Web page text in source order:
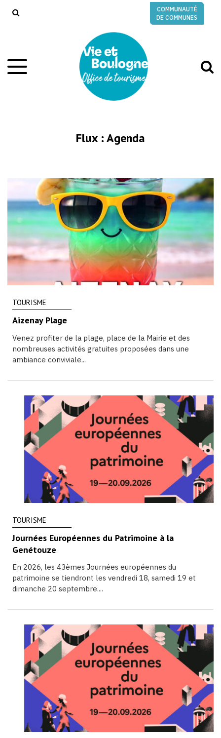
COMMUNAUTÉ
DE COMMUNES
Aller
à
Flux :Agenda
TOURISME
Aizenay Plage
Venez profiter de la plage, place de la Mairie et des
nombreuses activités gratuites proposées dans une
ambiance conviviale...
TOURISME
Journées Européennes du Patrimoine à la
Genétouze
En 2026, les 43èmes Journées européennes du
patrimoine se tiendront les vendredi 18, samedi 19 et
dimanche 20 septembre....